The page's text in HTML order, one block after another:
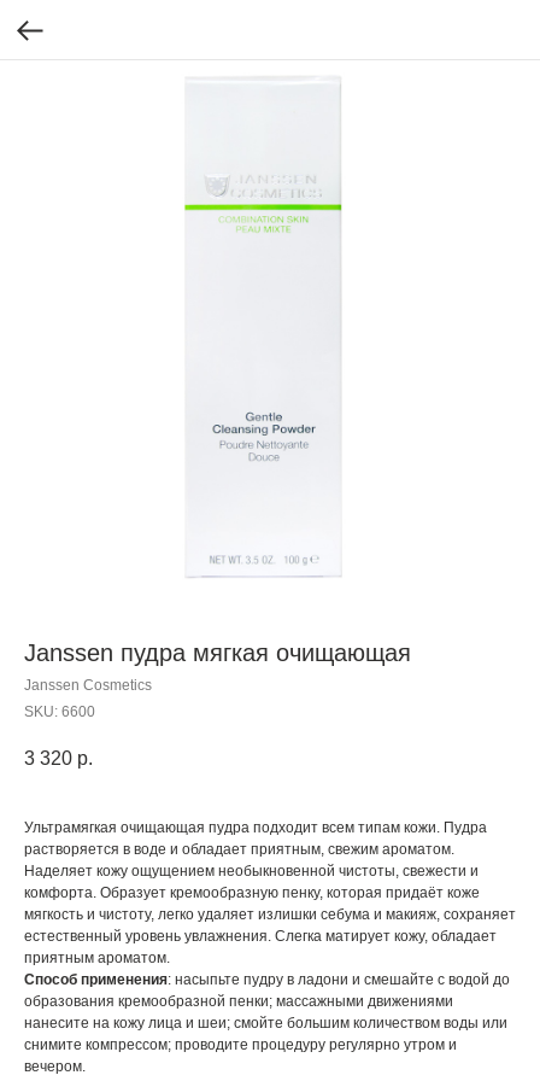
Janssen пудра мягкая очищающая
Janssen Cosmetics
SKU: 6600
3 320 р.
Ультрамягкая очищающая пудра подходит всем типам кожи. Пудра
растворяется в воде и обладает приятным, свежим ароматом.
Наделяет кожу ощущением необыкновенной чистоты, свежести и
комфорта. Образует кремообразную пенку, которая придаёт коже
мягкость и чистоту, легко удаляет излишки себума и макияж, сохраняет
естественный уровень увлажнения. Слегка матирует кожу, обладает
приятным ароматом.
Способ применения: насыпьте пудру в ладони и смешайте с водой до
образования кремообразной пенки; массажными движениями
нанесите на кожу лица и шеи; смойте большим количеством воды или
снимите компрессом; проводите процедуру регулярно утром и
вечером.